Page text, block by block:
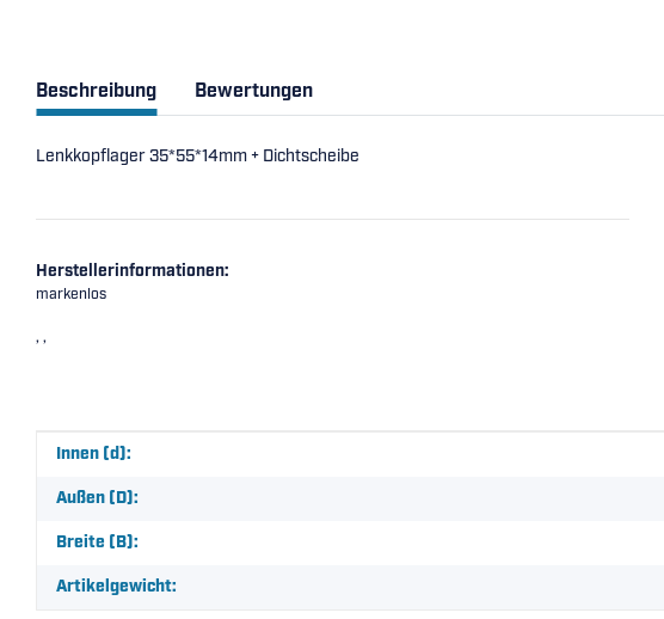
Beschreibung Bewertungen
Lenkkopflager 35*55*14mm + Dichtscheibe
Herstellerinformationen:
markenlos
, ,
Produkteigenschaft
Wert
Innen (d):
Außen (D):
Breite (B):
Artikelgewicht: